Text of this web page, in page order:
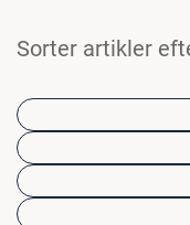
Sorter artikler